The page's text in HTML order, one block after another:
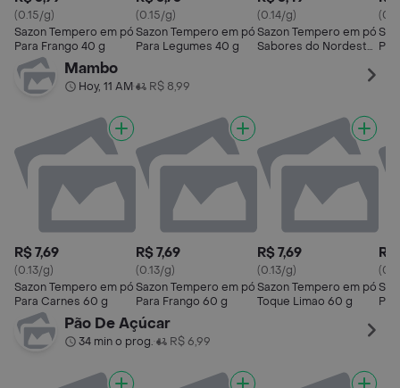
(0.15/g)
Sazon Tempero em pó
Para Frango 40 g
(0.15/g)
Sazon Tempero em pó
Para Legumes 40 g
(0.14/g)
Sazon Tempero em pó
Sabores do Nordeste
Mambo
Hoy, 11 AM• R$ 8,99
R$ 7,69
(0.13/g)
Sazon Tempero em pó
Para Carnes 60 g
R$ 7,69
(0.13/g)
Sazon Tempero em pó
Para Frango 60 g
R$ 7,69
(0.13/g)
Sazon Tempero em pó
Toque Limao 60 g
R$
Pão De Açúcar
34 min o prog.• R$ 6,99